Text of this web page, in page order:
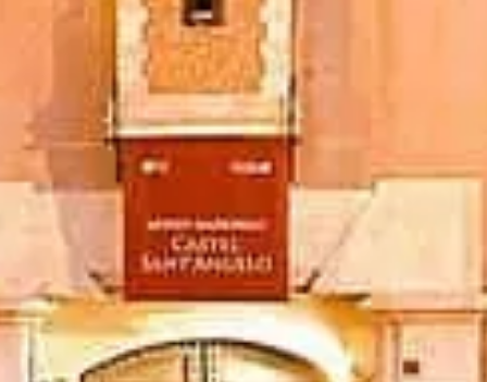
Castel Sant'Angelo Roma
Informasi mandiri dan praktis — tiket, jam, sejarah, dan kiat cerdas.
Situs ini independen dan tidak berafiliasi dengan pengelola
museum resmi.
Situs castelsantangelo.org adalah platform informasi independen
yang didedikasikan untuk Castel Sant'Angelo.
Setiap merek dagang terdaftar adalah milik pemegangnya masing-
masing. Untuk pertanyaan terkait tiket, hubungi langsung penyedia
Hubungi kami
Tautan cepat
Pilih tiket Anda